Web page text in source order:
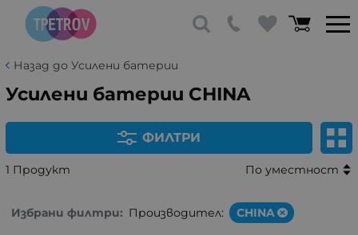
Назад до Усилени батерии
Усилени батерии CHINA
ФИЛТРИ
1 Продукт По уместност
Избрани филтри: Производител: CHINA